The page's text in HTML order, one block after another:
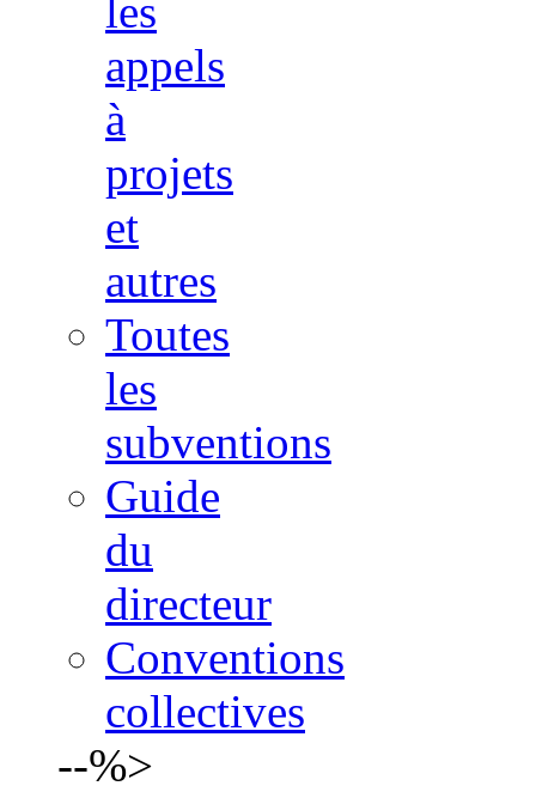
les
appels
à
projets
et
autres
Toutes
les
subventions
Guide
du
directeur
Conventions
collectives
--%>